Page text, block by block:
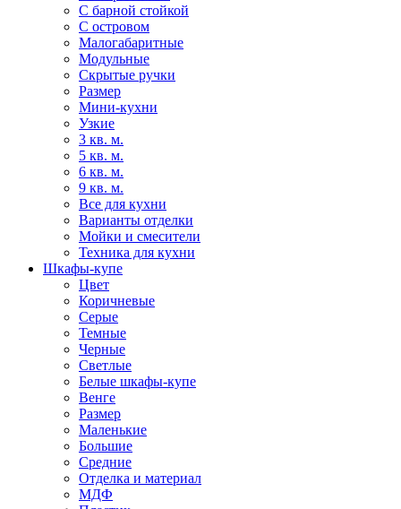
С барной стойкой
С островом
Малогабаритные
Модульные
Скрытые ручки
Размер
Мини-кухни
Узкие
3 кв. м.
5 кв. м.
6 кв. м.
9 кв. м.
Все для кухни
Варианты отделки
Мойки и смесители
Техника для кухни
Шкафы-купе
Цвет
Коричневые
Серые
Темные
Черные
Светлые
Белые шкафы-купе
Венге
Размер
Маленькие
Большие
Средние
Отделка и материал
МДФ